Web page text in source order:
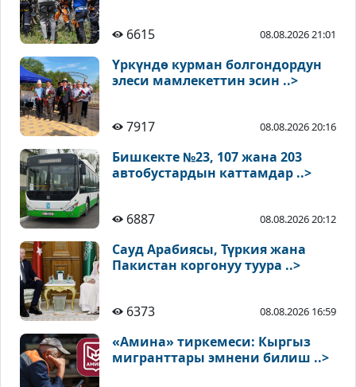
6615 08.08.2026 21:01
Үркүндө курман болгондордун
элеси мамлекеттин эсин ..>
7917 08.08.2026 20:16
Бишкекте №23, 107 жана 203
автобустардын каттамдар ..>
6887 08.08.2026 20:12
Сауд Арабиясы, Түркия жана
Пакистан коргонуу туура ..>
6373 08.08.2026 16:59
«Амина» тиркемеси: Кыргыз
мигранттары эмнени билиш ..>